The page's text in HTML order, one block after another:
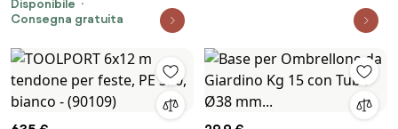
Disponibile
Consegna gratuita